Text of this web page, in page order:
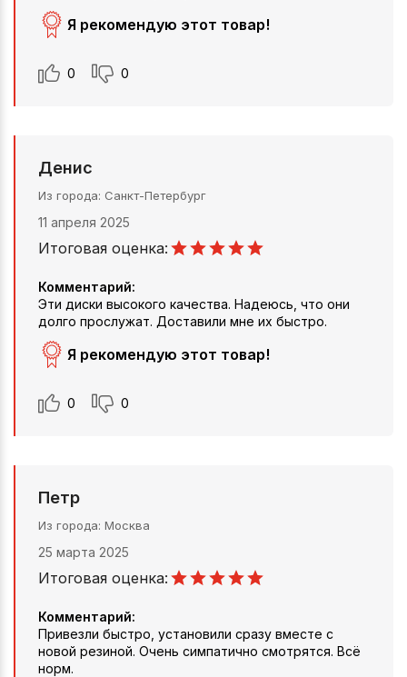
Я рекомендую этот товар!
0 0
Денис
Из города Санкт-Петербург
11 апреля 2025
Итоговая оценка:
Комментарий:
Эти диски высокого качества. Надеюсь, что они
долго прослужат. Доставили мне их быстро.
Я рекомендую этот товар!
0 0
Петр
Из города Москва
25 марта 2025
Итоговая оценка:
Комментарий:
Привезли быстро, установили сразу вместе с
новой резиной. Очень симпатично смотрятся. Всё
норм.